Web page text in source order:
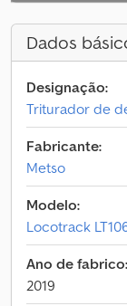
Dados
Designação:
Triturador de
Fabricante:
Metso
Modelo:
Locotrack
Ano de fabrico:
2019